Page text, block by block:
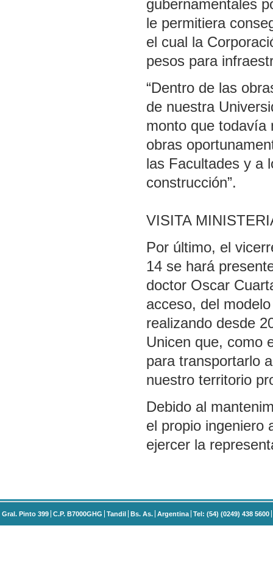
gubernamentales
le permitiera
el cual la
pesos para
“Dentro de las
de nuestra
monto que todavía
obras
las Facultades y a
construcción”.
VISITA
Por último, el
14 se hará
doctor Oscar
acceso, del
realizando desde
Unicen que, como
para transportarlo
nuestro territorio
Debido al
el propio ingeniero
ejercer la
Gral. Pinto 399 C.P. B7000GHG Tandil Bs. As. Argentina Tel: (54) (0249) 438 5600